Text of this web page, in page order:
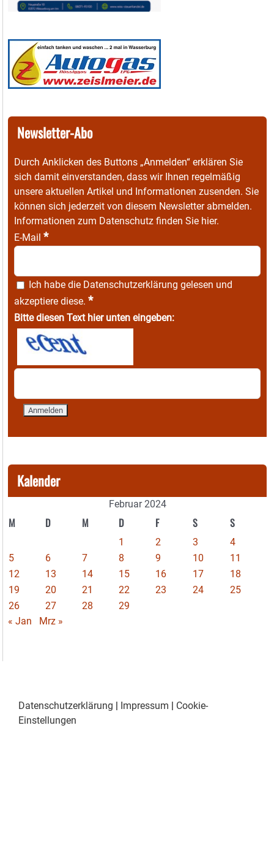
Newsletter-Abo
Durch Anklicken des Buttons „Anmelden“ erklären Sie
sich damit einverstanden, dass wir Ihnen regelmäßig
unsere aktuellen Artikel und Informationen zusenden. Sie
können sich jederzeit von diesem Newsletter abmelden.
Informationen zum Datenschutz finden Sie hier.
E-Mail *
Ich habe die Datenschutzerklärung gelesen und
akzeptiere diese. *
Bitte diesen Text hier unten eingeben:
Kalender
Februar 2024
M D M D F S S
1 2 3
4
5
6 7 8 9 10
11
12
13 14 15 16 17
18
19
20 21 22 23 24
25
26
27 28
29
« Jan
Mrz »
Datenschutzerklärung | Impressum | Cookie-
Einstellungen